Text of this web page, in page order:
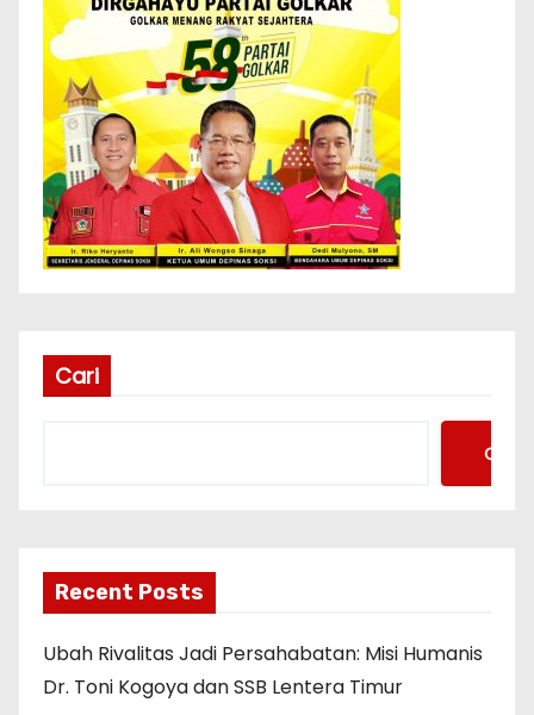
Cari
Cari
Recent Posts
Ubah Rivalitas Jadi Persahabatan: Misi Humanis
Dr. Toni Kogoya dan SSB Lentera Timur